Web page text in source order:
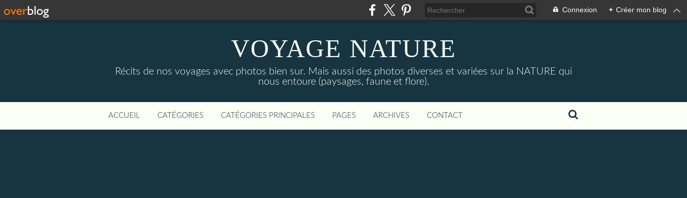
Connexion + Créer mon blog
VOYAGE NATURE
Récits de nos voyages avec photos bien sur. Mais aussi des photos diverses et variées sur la NATURE qui
nous entoure (paysages, faune et flore).
ACCUEIL CATÉGORIES CATÉGORIES PRINCIPALES PAGES ARCHIVES CONTACT